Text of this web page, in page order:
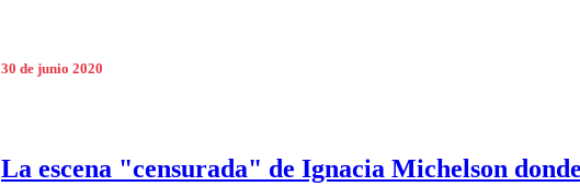
30 de junio 2020
La escena "censurada" de Ignacia Michelson